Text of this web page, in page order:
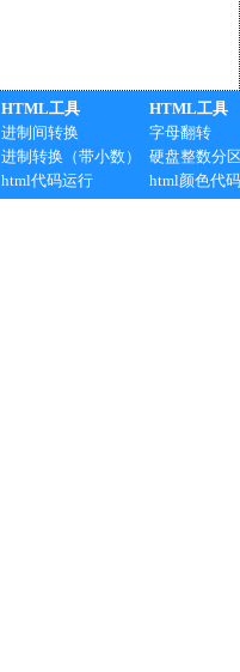
HTML工具
进制间转换
进制转换（带小数）
html代码运行
HTML工具
字母翻转
硬盘整数分
html颜色代码